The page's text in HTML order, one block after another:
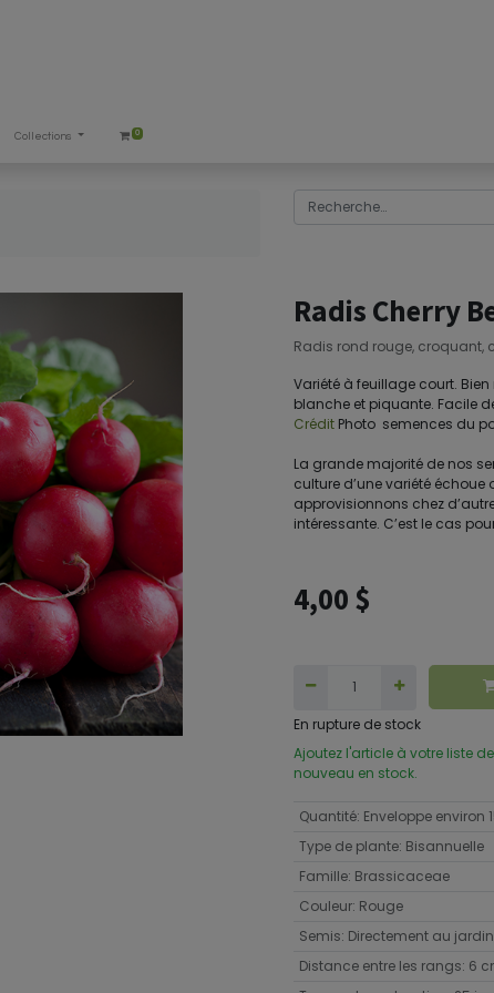
Collections 0
Radis Cherry
Radis rond rouge, croquant,
Variété à feuillage court.
blanche et piquante. Facile
Crédit Photo semences du
La grande majorité de nos
culture d’une variété échoue
approvisionnons chez
intéressante. C’est le cas
4,00 $
En rupture de stock
Ajoutez l'article à votre liste
nouveau en stock.
Quantité: Enveloppe environ
Type de plante: Bisannuelle
Famille: Brassicaceae
Couleur: Rouge
Semis: Directement au jardin
Distance entre les rangs: 6